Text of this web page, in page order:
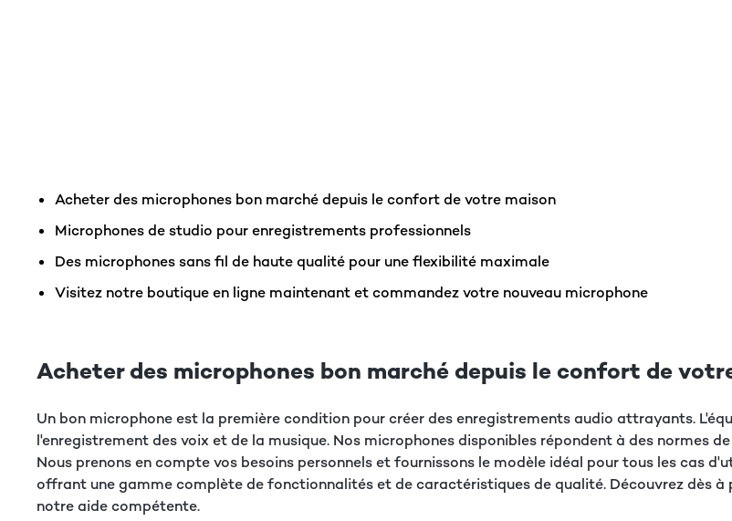
Acheter des microphones bon marché depuis le confort de votre maison
Microphones de studio pour enregistrements professionnels
Des microphones sans fil de haute qualité pour une flexibilité maximale
Visitez notre boutique en ligne maintenant et commandez votre nouveau microphone
Acheter des microphones bon marché depuis le confort de
Un bon microphone est la première condition pour créer des enregistrements audio attrayants.
l'enregistrement des voix et de la musique. Nos microphones disponibles répondent à des normes
Nous prenons en compte vos besoins personnels et fournissons le modèle idéal pour tous les cas
offrant une gamme complète de fonctionnalités et de caractéristiques de qualité. Découvrez dès
notre aide compétente.